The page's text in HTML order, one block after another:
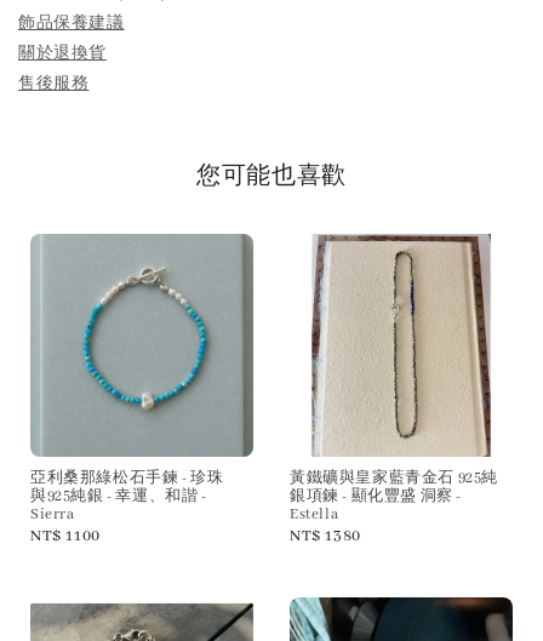
飾品保養建議
關於退換貨
售後服務
您可能也喜歡
亞利桑那綠松石手鍊 - 珍珠
與925純銀 - 幸運、和諧 -
Sierra
Regular
NT$ 1100
黃鐵礦與皇家藍青金石 925純
銀項鍊 - 顯化豐盛 洞察 -
Estella
Regular
NT$ 1380